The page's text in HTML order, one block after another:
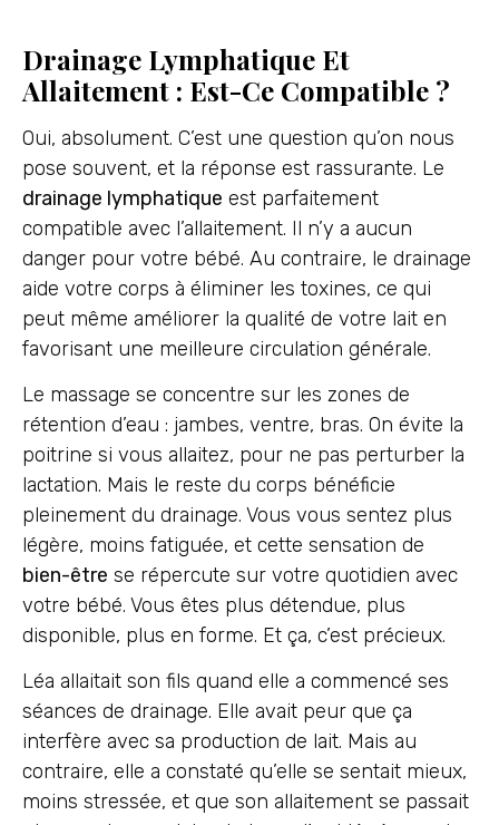
Drainage Lymphatique Et
Allaitement : Est-Ce Compatible ?
Oui, absolument. C’est une question qu’on nous
pose souvent, et la réponse est rassurante. Le
drainage lymphatique est parfaitement
compatible avec l’allaitement. Il n’y a aucun
danger pour votre bébé. Au contraire, le drainage
aide votre corps à éliminer les toxines, ce qui
peut même améliorer la qualité de votre lait en
favorisant une meilleure circulation générale.
Le massage se concentre sur les zones de
rétention d’eau : jambes, ventre, bras. On évite la
poitrine si vous allaitez, pour ne pas perturber la
lactation. Mais le reste du corps bénéficie
pleinement du drainage. Vous vous sentez plus
légère, moins fatiguée, et cette sensation de
bien-être se répercute sur votre quotidien avec
votre bébé. Vous êtes plus détendue, plus
disponible, plus en forme. Et ça, c’est précieux.
Léa allaitait son fils quand elle a commencé ses
séances de drainage. Elle avait peur que ça
interfère avec sa production de lait. Mais au
contraire, elle a constaté qu’elle se sentait mieux,
moins stressée, et que son allaitement se passait